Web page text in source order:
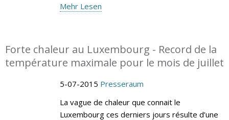
Mehr Lesen
Forte chaleur au Luxembourg - Record de la
température maximale pour le mois de juillet
5-07-2015 Presseraum
La vague de chaleur que connait le
Luxembourg ces derniers jours résulte d’une